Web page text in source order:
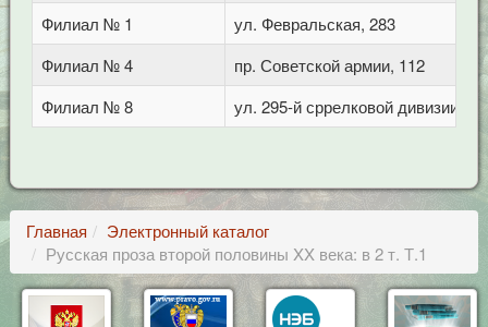
Филиал № 1
ул. Февральская, 283
Филиал № 4
пр. Советской армии, 112
Филиал № 8
ул. 295-й сррелковой дивизии,
Главная
Электронный каталог
Русская проза второй половины XX века: в 2 т. Т.1